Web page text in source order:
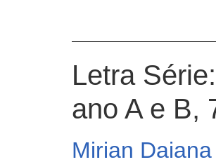
Letra Série:
ano A e B,
Mirian